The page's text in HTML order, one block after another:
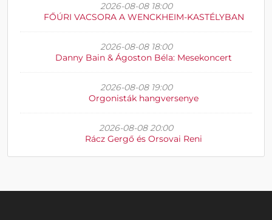
2026-08-08 18:00
FŐÚRI VACSORA A WENCKHEIM-KASTÉLYBAN
2026-08-08 18:00
Danny Bain & Ágoston Béla: Mesekoncert
2026-08-08 19:00
Orgonisták hangversenye
2026-08-08 20:00
Rácz Gergő és Orsovai Reni